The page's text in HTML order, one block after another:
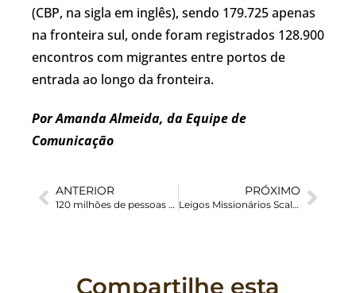
(CBP, na sigla em inglês), sendo 179.725 apenas
na fronteira sul, onde foram registrados 128.900
encontros com migrantes entre portos de
entrada ao longo da fronteira.
Por Amanda Almeida, da Equipe de
Comunicação
ANTERIOR
120 milhões de pessoas estão deslocadas à força em todo o mundo, diz relatório do ACNUR
PRÓXIMO
Leigos Missionários Scalabrinianos do Paraguai realizaram Assembleia
Compartilhe esta